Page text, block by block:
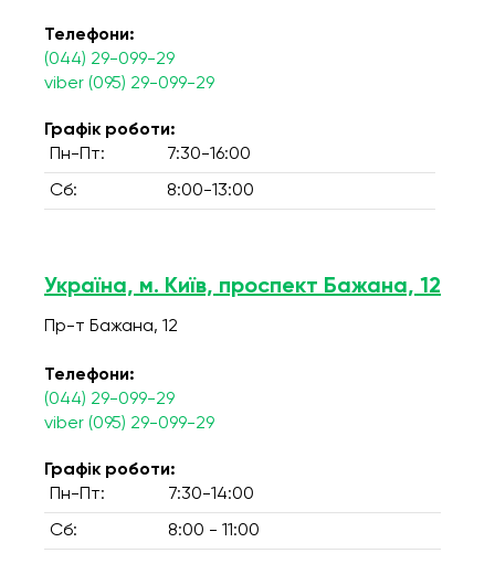
Телефони:
(044) 29-099-29
viber (095) 29-099-29
Графік роботи:
Пн-Пт:
7:30-16:00
Сб: 8:00-13:00
Україна, м. Київ, проспект Бажана, 12
Пр-т Бажана, 12
Телефони:
(044) 29-099-29
viber (095) 29-099-29
Графік роботи:
Пн-Пт:
7:30-14:00
Сб: 8:00 - 11:00